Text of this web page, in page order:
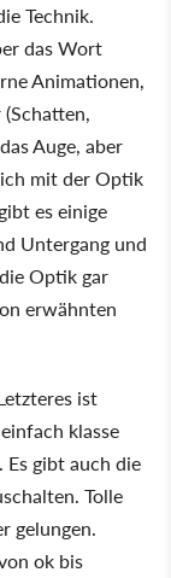
Technik.
das Wort
Animationen,
Auge, aber
mit der Optik
es einige
Untergang und
Optik gar
erwähnten
ist
klasse
Es gibt auch die
Tolle
gelungen.
ok bis